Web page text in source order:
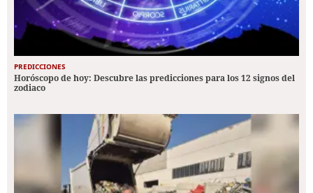
PREDICCIONES
Horóscopo de hoy: Descubre las predicciones para los 12 signos del
zodiaco